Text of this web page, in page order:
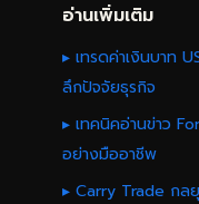
อ่านเพิ่มเติม
▸ เทรดค่าเงินบาท
ลึกปัจจัยธุรกิจ
▸ เทคนิคอ่านข่าว
อย่างมืออาชีพ
▸ Carry Trade กล